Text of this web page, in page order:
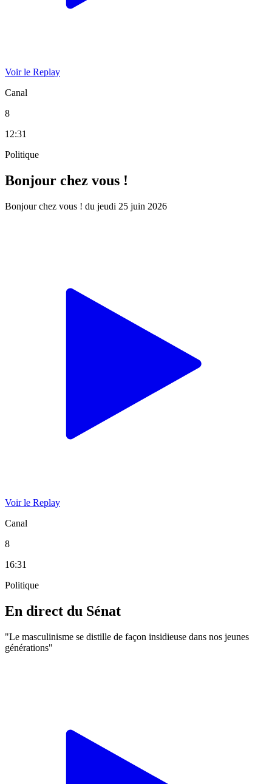
Voir le Replay
Canal
8
12:31
Politique
Bonjour chez vous !
Bonjour chez vous ! du jeudi 25 juin 2026
Voir le Replay
Canal
8
16:31
Politique
En direct du Sénat
"Le masculinisme se distille de façon insidieuse dans nos jeunes
générations"